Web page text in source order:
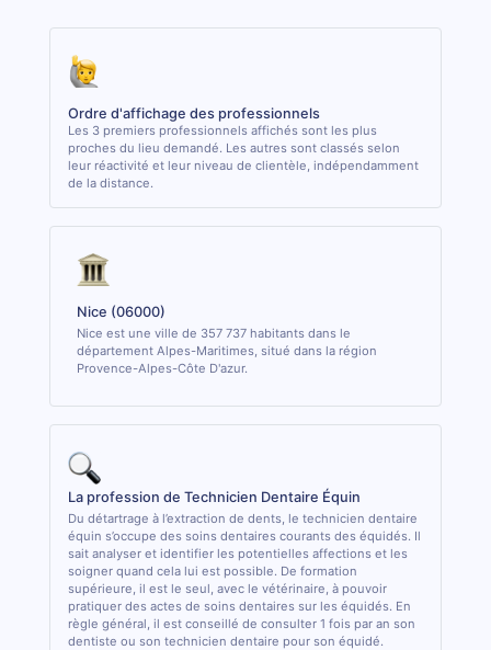
Ordre d'affichage des professionnels
Les 3 premiers professionnels affichés sont les plus
proches du lieu demandé. Les autres sont classés selon
leur réactivité et leur niveau de clientèle, indépendamment
de la distance.
Nice (06000)
Nice est une ville de 357 737 habitants dans le
département Alpes-Maritimes, situé dans la région
Provence-Alpes-Côte D'azur.
La profession de Technicien Dentaire Équin
Du détartrage à l’extraction de dents, le technicien dentaire
équin s’occupe des soins dentaires courants des équidés. Il
sait analyser et identifier les potentielles affections et les
soigner quand cela lui est possible. De formation
supérieure, il est le seul, avec le vétérinaire, à pouvoir
pratiquer des actes de soins dentaires sur les équidés. En
règle général, il est conseillé de consulter 1 fois par an son
dentiste ou son technicien dentaire pour son équidé.